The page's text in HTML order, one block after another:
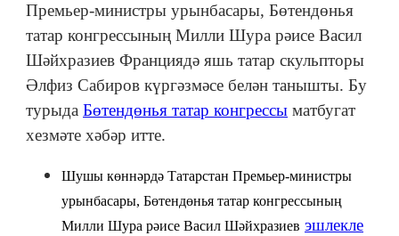
Премьер-министры урынбасары, Бөтендөнья
татар конгрессының Милли Шура рәисе Васил
Шәйхразиев Франциядә яшь татар скульпторы
Әлфиз Сабиров күргәзмәсе белән танышты. Бу
турыда Бөтендөнья татар конгрессы матбугат
хезмәте хәбәр итте.
Шушы көннәрдә Татарстан Премьер-министры
урынбасары, Бөтендөнья татар конгрессының
Милли Шура рәисе Васил Шәйхразиев эшлекле